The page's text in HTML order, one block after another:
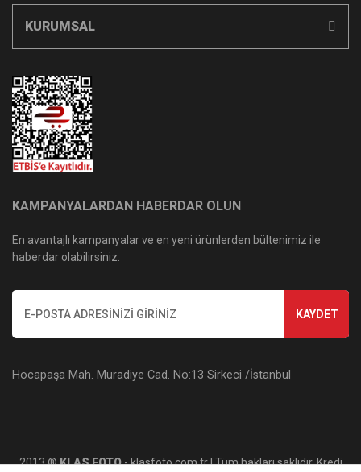
KURUMSAL
KAMPANYALARDAN HABERDAR OLUN
En avantajlı kampanyalar ve en yeni ürünlerden bültenimiz ile
haberdar olabilirsiniz.
KAYDET
Hocapaşa Mah. Muradiye Cad. No:13 Sirkeci /İstanbul
2013 ®KLAS FOTO- klasfoto.com.tr | Tüm hakları saklıdır. Kredi